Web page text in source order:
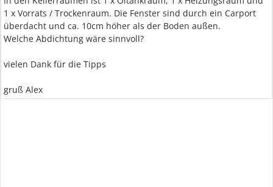
1 x Vorrats / Trockenraum. Die Fenster sind durch ein Carport
überdacht und ca. 10cm höher als der Boden außen.
Welche Abdichtung wäre sinnvoll?
vielen Dank für die Tipps
gruß Alex